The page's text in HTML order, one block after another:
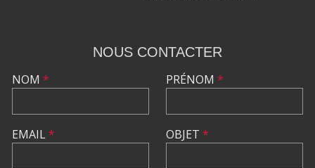
NOUS CONTACTER
NOM *
EMAIL*
PRÉNOM *
OBJET *